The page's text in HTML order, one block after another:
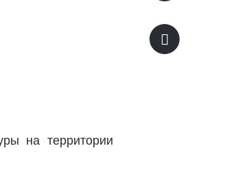
на территории